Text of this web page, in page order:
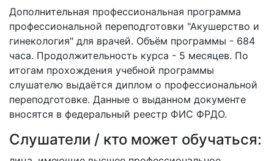
Дополнительная профессиональная программа
профессиональной переподготовки "Акушерство и
гинекология" для врачей. Объём программы - 684
часа. Продолжительность курса - 5 месяцев. По
итогам прохождения учебной программы
слушателю выдаётся диплом о профессиональной
переподготовке. Данные о выданном документе
вносятся в федеральный реестр ФИС ФРДО.
Слушатели / кто может обучаться: